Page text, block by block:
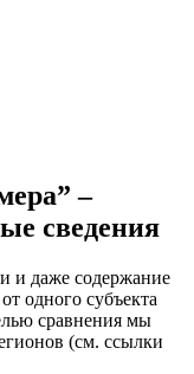
–
сведения
и даже содержание
одного субъекта
сравнения мы
(см. ссылки